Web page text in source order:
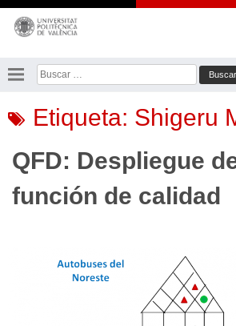
Saltar
contenido
Buscar:
Etiqueta: Shigeru
QFD: Despliegue
función de calidad